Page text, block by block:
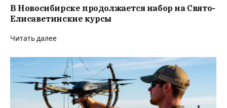
В Новосибирске продолжается набор на Свято-
Елисаветинские курсы
Читать далее